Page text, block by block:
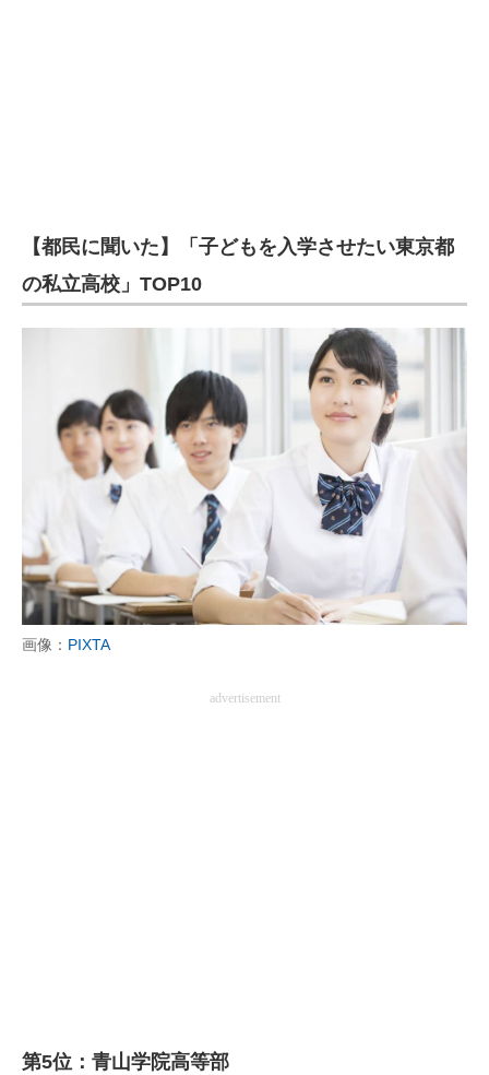
【都民に聞いた】「子どもを入学させたい東京都
の私立高校」TOP10
画像： PIXTA
advertisement
第5位：青山学院高等部